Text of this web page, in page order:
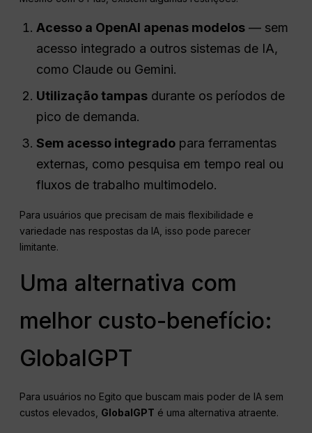
Acesso a OpenAI apenas modelos — sem
acesso integrado a outros sistemas de IA,
como Claude ou Gemini.
Utilizaçãotampas durante os períodos de
pico de demanda.
Sem acesso integrado para ferramentas
externas, como pesquisa em tempo real ou
fluxos de trabalho multimodelo.
Para usuários que precisam de mais flexibilidade e
variedade nas respostas da IA, isso pode parecer
limitante.
Uma alternativa com
melhor custo-benefício:
GlobalGPT
Para usuários no Egito que buscam mais poder de IA sem
custos elevados, GlobalGPT é uma alternativa atraente.